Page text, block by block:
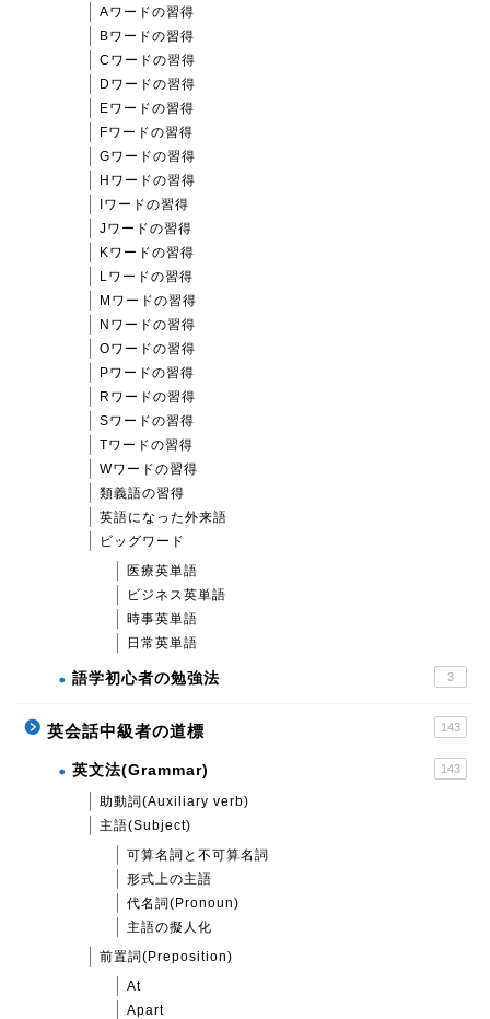
Aワードの習得
Bワードの習得
Cワードの習得
Dワードの習得
Eワードの習得
Fワードの習得
Gワードの習得
Hワードの習得
Iワードの習得
Jワードの習得
Kワードの習得
Lワードの習得
Mワードの習得
Nワードの習得
Oワードの習得
Pワードの習得
Rワードの習得
Sワードの習得
Tワードの習得
Wワードの習得
類義語の習得
英語になった外来語
ビッグワード
医療英単語
ビジネス英単語
時事英単語
日常英単語
語学初心者の勉強法 3
英会話中級者の道標 143
英文法(Grammar) 143
助動詞(Auxiliary verb)
主語(Subject)
可算名詞と不可算名詞
形式上の主語
代名詞(Pronoun)
主語の擬人化
前置詞(Preposition)
At
Apart